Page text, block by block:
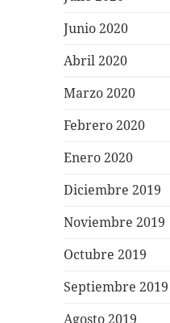
Junio 2020
Abril 2020
Marzo 2020
Febrero 2020
Enero 2020
Diciembre 2019
Noviembre 2019
Octubre 2019
Septiembre 2019
Agosto 2019